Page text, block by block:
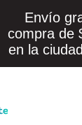
Envío
compra de
en la